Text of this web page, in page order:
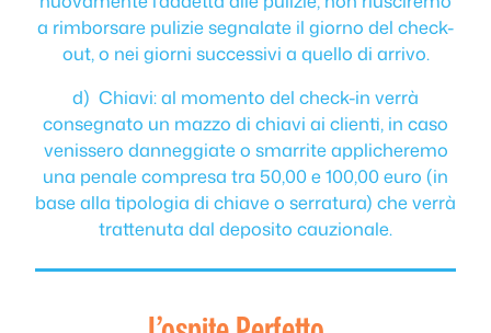
a rimborsare pulizie segnalate il giorno del check-
out, o nei giorni successivi a quello di arrivo.
d) Chiavi: al momento del check-in verrà
consegnato un mazzo di chiavi ai clienti, in caso
venissero danneggiate o smarrite applicheremo
una penale compresa tra 50,00 e 100,00 euro (in
base alla tipologia di chiave o serratura) che verrà
trattenuta dal deposito cauzionale.